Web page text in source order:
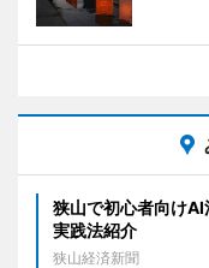
狭山で初心者向け
実践法紹介
狭山経済新聞